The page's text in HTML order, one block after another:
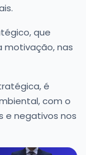
que
motivação, nas
é
com o
e negativos nos